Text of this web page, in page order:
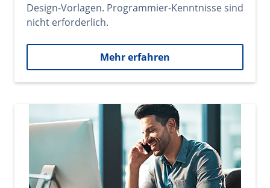
Design-Vorlagen. Programmier-Kenntnisse sind
nicht erforderlich.
Mehr erfahren